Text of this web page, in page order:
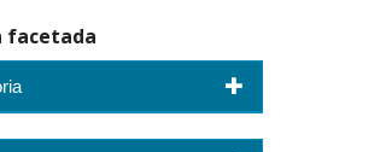
facetada